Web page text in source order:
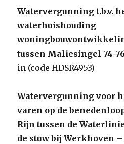
Watervergunning t.b.v.
waterhuishouding
tussen Maliesingel 74-
in (code HDSR4953)
Watervergunning voor
varen op de
Rijn tussen de
de stuw bij Werkhoven